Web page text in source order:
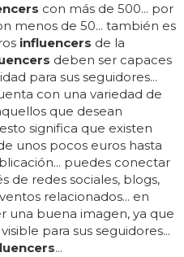
con más de 500... por
menos de 50... también es
influencers de la
deben ser capaces
para sus seguidores...
con una variedad de
que desean
esto significa que existen
unos pocos euros hasta
puedes conectar
de redes sociales, blogs,
relacionados... en
una buena imagen, ya que
para sus seguidores...
...